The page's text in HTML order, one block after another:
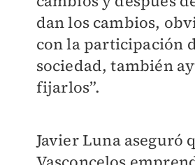
dan los cambios,
con la participación
sociedad, también
fijarlos”.
Javier Luna aseguró